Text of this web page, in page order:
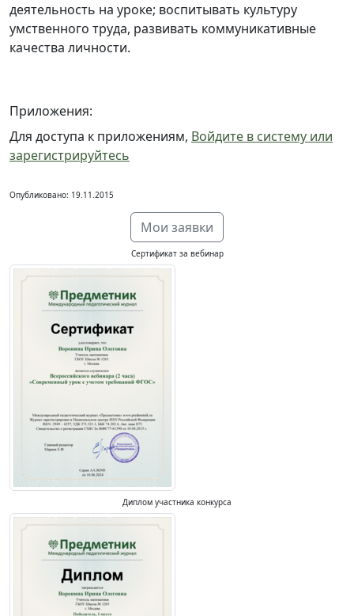
деятельность на уроке; воспитывать культуру
умственного труда, развивать коммуникативные
качества личности.
Приложения:
Для доступа к приложениям, Войдите в систему или
зарегистрируйтесь
Опубликовано: 19.11.2015
Мои заявки
Сертификат за вебинар
Диплом участника конкурса